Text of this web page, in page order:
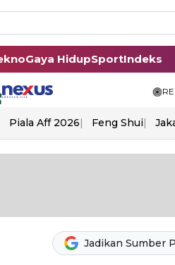
Gaya HidupSportIndeks
Piala Aff 2026 Feng Shui
Jadikan Sumber